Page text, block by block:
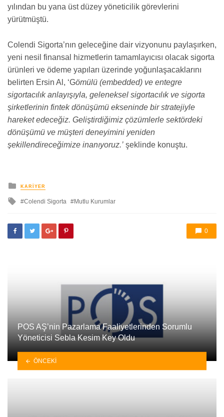
yılından bu yana üst düzey yöneticilik görevlerini
yürütmüştü.
Colendi Sigorta’nın geleceğine dair vizyonunu paylaşırken,
yeni nesil finansal hizmetlerin tamamlayıcısı olacak sigorta
ürünleri ve ödeme yapıları üzerinde yoğunlaşacaklarını
belirten Ersin Al, ‘Gömülü (embedded) ve entegre
sigortacılık anlayışıyla, geleneksel sigortacılık ve sigorta
şirketlerinin fintek dönüşümü ekseninde bir stratejiyle
hareket edeceğiz. Geliştirdiğimiz çözümlerle sektördeki
dönüşümü ve müşteri deneyimini yeniden
şekillendireceğimize inanıyoruz.’ şeklinde konuştu.
yayınlanan
KARIYER
ileColendi Sigorta Mutlu Kurumlar
0
POS AŞ’nin Pazarlama Faaliyetlerinden Sorumlu
Yöneticisi Sebla Kesim Key Oldu
ÖNCEKI